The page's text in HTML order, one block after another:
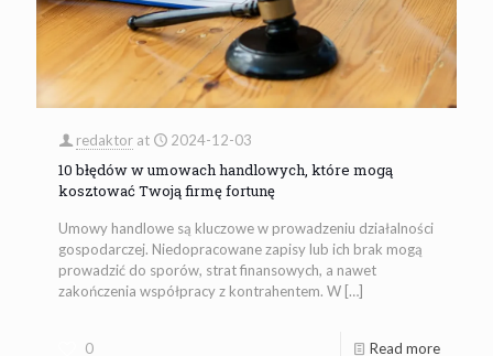
redaktor at 2024-12-03
10 błędów w umowach handlowych, które mogą
kosztować Twoją firmę fortunę
Umowy handlowe są kluczowe w prowadzeniu działalności
gospodarczej. Niedopracowane zapisy lub ich brak mogą
prowadzić do sporów, strat finansowych, a nawet
zakończenia współpracy z kontrahentem. W […]
0 Read more